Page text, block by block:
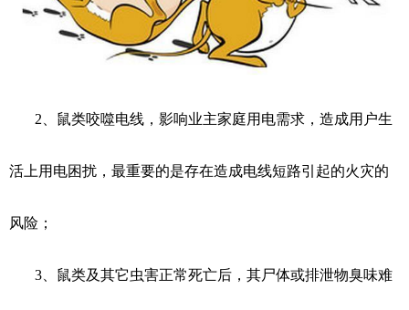
2、鼠类咬噬电线，影响业主家庭用电需求，造成用户生
活上用电困扰，最重要的是存在造成电线短路引起的火灾的
风险；
3、鼠类及其它虫害正常死亡后，其尸体或排泄物臭味难